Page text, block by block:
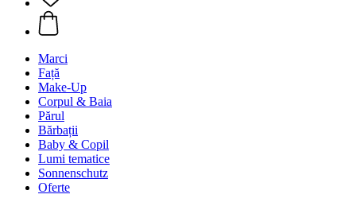
Marci
Față
Make-Up
Corpul & Baia
Părul
Bărbații
Baby & Copil
Lumi tematice
Sonnenschutz
Oferte